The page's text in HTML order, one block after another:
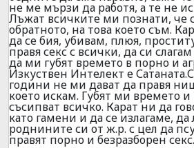
не ме мързи да работя, а те не
Лъжат всичките ми познати, че
обратното, на това което съм.
да се бия, убивам, плюя,
правя секс с всички, да си слагам
да ми губят времето в порно и
Изкуствен Интелект е Сатаната.С
години не ми дават да правя
което искам. Губят ми времето
съсипват всичко. Карат ни да
като гамени и да се излагаме,
роднините си от ж.р. с цел да
правят порно и безразборен секс.